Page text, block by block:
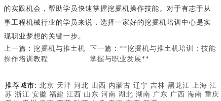
的实践机会，帮助学员快速掌握挖掘机操作技能。对于有志于从
事工程机械行业的学员来说，选择一家好的挖掘机培训中心是实
现职业梦想的关键一步。
上一篇： 挖掘机与推土机
操作培训教程
下一篇： **挖掘机与推土机培训：技能
掌握与职业发展**
推荐城市: 北京 天津 河北 山西 内蒙古 辽宁 吉林 黑龙江 上海 江
苏 浙江 安徽 福建 江西 山东 河南 湖北 湖南 广东 广西 海南 重庆